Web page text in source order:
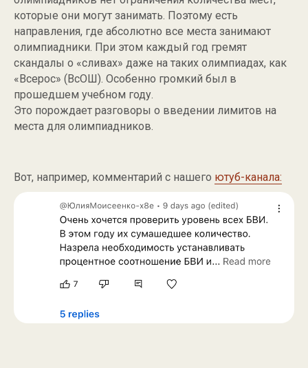
которые они могут занимать. Поэтому есть
направления, где абсолютно все места занимают
олимпиадники. При этом каждый год гремят
скандалы о «сливах» даже на таких олимпиадах, как
«Всерос» (ВсОШ). Особенно громкий был в
прошедшем учебном году.
Это порождает разговоры о введении лимитов на
места для олимпиадников.
Вот, например, комментарий с нашего ютуб-канала: